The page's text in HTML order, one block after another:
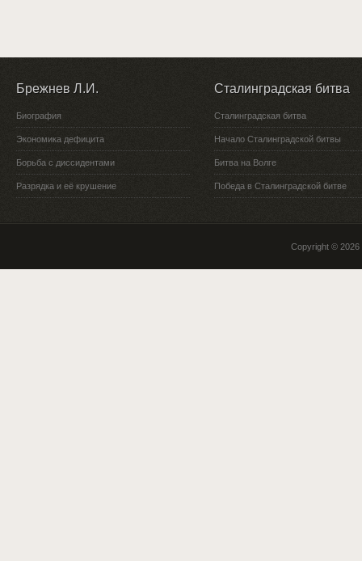
Брежнев Л.И.
Биография
Экономика дефицита
Борьба с диссидентами
Разрядка и её крушение
Сталинградская битва
Сталинградская битва
Начало Сталинградской битвы
Битва на Волге
Победа в Сталинградской битве
Copyright © 2026